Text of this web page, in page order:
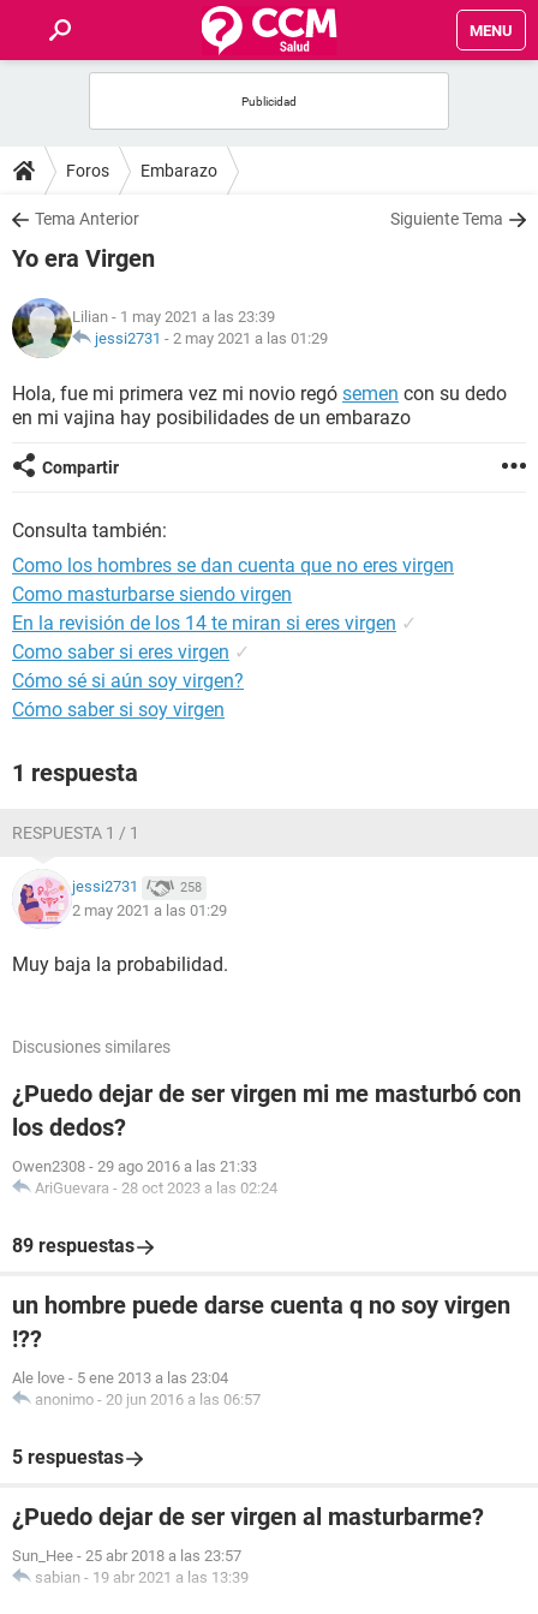
MENU
FOROS
SALUD
NUTRICIÓN
BIENESTAR
SEXUALIDAD
GLOSARIO
Foros Embarazo
Tema Anterior Siguiente Tema
Yo era Virgen
Lilian - 1 may 2021 a las 23:39
jessi2731 - 2 may 2021 a las 01:29
Hola, fue mi primera vez mi novio regó semen con su dedo
en mi vajina hay posibilidades de un embarazo
Compartir
Consulta también:
Como los hombres se dan cuenta que no eres virgen
Como masturbarse siendo virgen
En la revisión de los 14 te miran si eres virgen ✓
Como saber si eres virgen ✓
Cómo sé si aún soy virgen?
Cómo saber si soy virgen
1 respuesta
RESPUESTA 1 / 1
jessi2731 258
2 may 2021 a las 01:29
Muy baja la probabilidad.
Discusiones similares
¿Puedo dejar de ser virgen mi me masturbó con
los dedos?
Owen2308 - 29 ago 2016 a las 21:33
AriGuevara - 28 oct 2023 a las 02:24
89 respuestas
un hombre puede darse cuenta q no soy virgen
!??
Ale love - 5 ene 2013 a las 23:04
anonimo - 20 jun 2016 a las 06:57
5 respuestas
¿Puedo dejar de ser virgen al masturbarme?
Sun_Hee - 25 abr 2018 a las 23:57
sabian - 19 abr 2021 a las 13:39